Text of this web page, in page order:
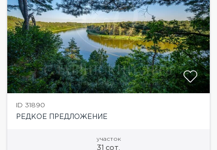
ID 31890
РЕДКОЕ ПРЕДЛОЖЕНИЕ
участок
31 сот.